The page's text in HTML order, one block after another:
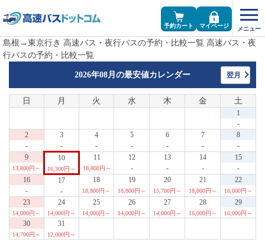
予約カート マイページ
島根→東京行き 高速バス・夜行バスの予約・比較一覧 高速バス・夜
行バスの予約・比較一覧
2026年08月の最安値カレンダー 翌月
日 月 火 水 木 金 土
1
-
2
-
3
-
4
-
5
-
6
-
7
-
8
-
9
13,800円～
10
16,300円～
11
18,800円～
12
-
13
-
14
-
15
-
16
-
17
-
18
18,800円～
19
18,800円～
20
15,700円～
21
18,800円～
22
16,000円～
23
14,000円～
24
14,000円～
25
14,000円～
26
14,000円～
27
14,000円～
28
16,000円～
29
16,000円～
30
14,700円～
31
12,000円～